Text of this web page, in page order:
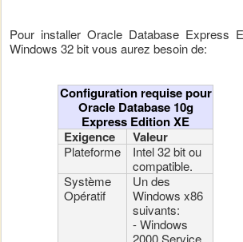
Pour installer Oracle Database Express
Windows 32 bit vous aurez besoin de:
Configuration requise pour
Oracle Database 10g
Express Edition XE
Exigence
Valeur
Plateforme
Intel 32 bit ou
compatible.
Système
Opératif
Un des
Windows x86
suivants:
- Windows
2000 Service